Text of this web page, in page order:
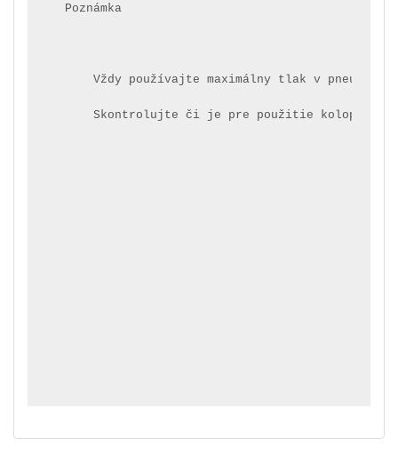
Poznámka
Vždy používajte maximálny tlak v
Skontrolujte či je pre použitie kolopásů